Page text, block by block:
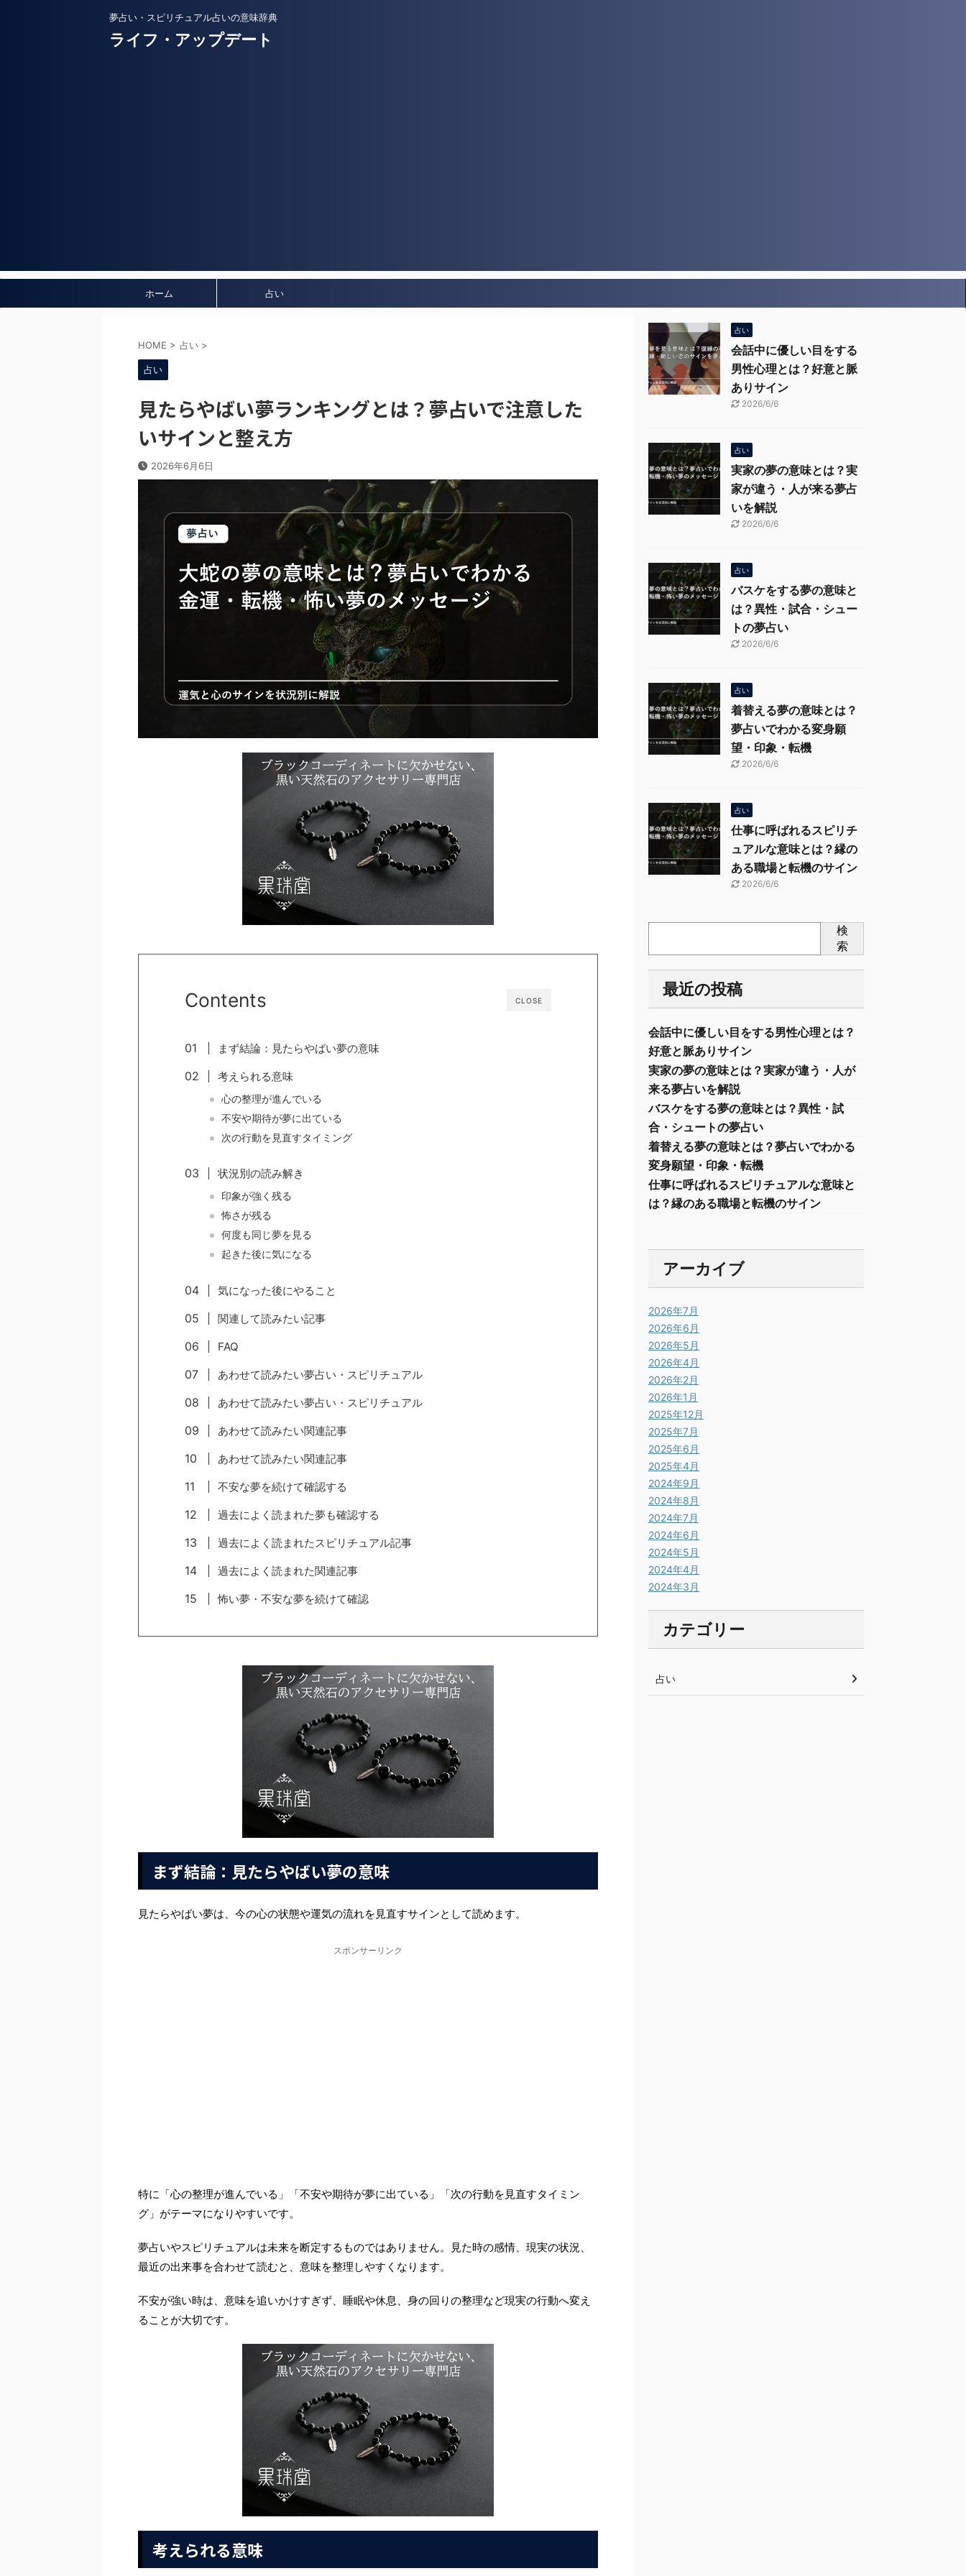
夢占い・スピリチュアル占いの意味辞典
ライフ・アップデート
ホーム 占い
HOME > 占い >
占い
見たらやばい夢ランキングとは？夢占いで注意した
いサインと整え方
2026年6月6日
CLOSE
Contents
まず結論：見たらやばい夢の意味
考えられる意味
心の整理が進んでいる
不安や期待が夢に出ている
次の行動を見直すタイミング
状況別の読み解き
印象が強く残る
怖さが残る
何度も同じ夢を見る
起きた後に気になる
気になった後にやること
関連して読みたい記事
FAQ
あわせて読みたい夢占い・スピリチュアル
あわせて読みたい夢占い・スピリチュアル
あわせて読みたい関連記事
あわせて読みたい関連記事
不安な夢を続けて確認する
過去によく読まれた夢も確認する
過去によく読まれたスピリチュアル記事
過去によく読まれた関連記事
怖い夢・不安な夢を続けて確認
まず結論：見たらやばい夢の意味
見たらやばい夢は、今の心の状態や運気の流れを見直すサインとして読めます。
スポンサーリンク
特に「心の整理が進んでいる」「不安や期待が夢に出ている」「次の行動を見直すタイミン
グ」がテーマになりやすいです。
夢占いやスピリチュアルは未来を断定するものではありません。見た時の感情、現実の状況、
最近の出来事を合わせて読むと、意味を整理しやすくなります。
不安が強い時は、意味を追いかけすぎず、睡眠や休息、身の回りの整理など現実の行動へ変え
ることが大切です。
考えられる意味
占い
会話中に優しい目をする
男性心理とは？好意と脈
ありサイン
2026/6/6
占い
実家の夢の意味とは？実
家が違う・人が来る夢占
いを解説
2026/6/6
占い
バスケをする夢の意味と
は？異性・試合・シュー
トの夢占い
2026/6/6
占い
着替える夢の意味とは？
夢占いでわかる変身願
望・印象・転機
2026/6/6
占い
仕事に呼ばれるスピリチ
ュアルな意味とは？縁の
ある職場と転機のサイン
2026/6/6
検
索
最近の投稿
会話中に優しい目をする男性心理とは？
好意と脈ありサイン
実家の夢の意味とは？実家が違う・人が
来る夢占いを解説
バスケをする夢の意味とは？異性・試
合・シュートの夢占い
着替える夢の意味とは？夢占いでわかる
変身願望・印象・転機
仕事に呼ばれるスピリチュアルな意味と
は？縁のある職場と転機のサイン
アーカイブ
2026年7月
2026年6月
2026年5月
2026年4月
2026年2月
2026年1月
2025年12月
2025年7月
2025年6月
2025年4月
2024年9月
2024年8月
2024年7月
2024年6月
2024年5月
2024年4月
2024年3月
カテゴリー
占い